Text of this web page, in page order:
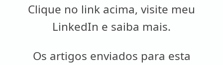
Clique no link acima, visite meu
LinkedIn e saiba mais.
Os artigos enviados para esta